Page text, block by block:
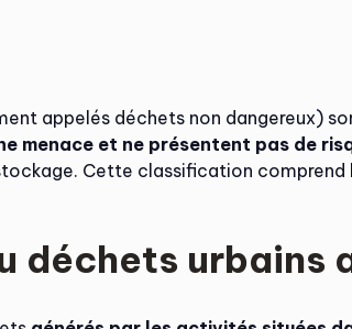
appelés déchets non dangereux)
menace et ne présentent pas de
Cette classification comprend
déchets urbains